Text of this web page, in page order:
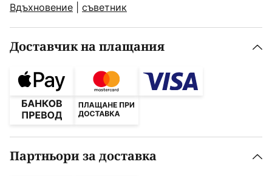
Вдъхновение
съветник
Доставчик на плащания
Партньори за доставка